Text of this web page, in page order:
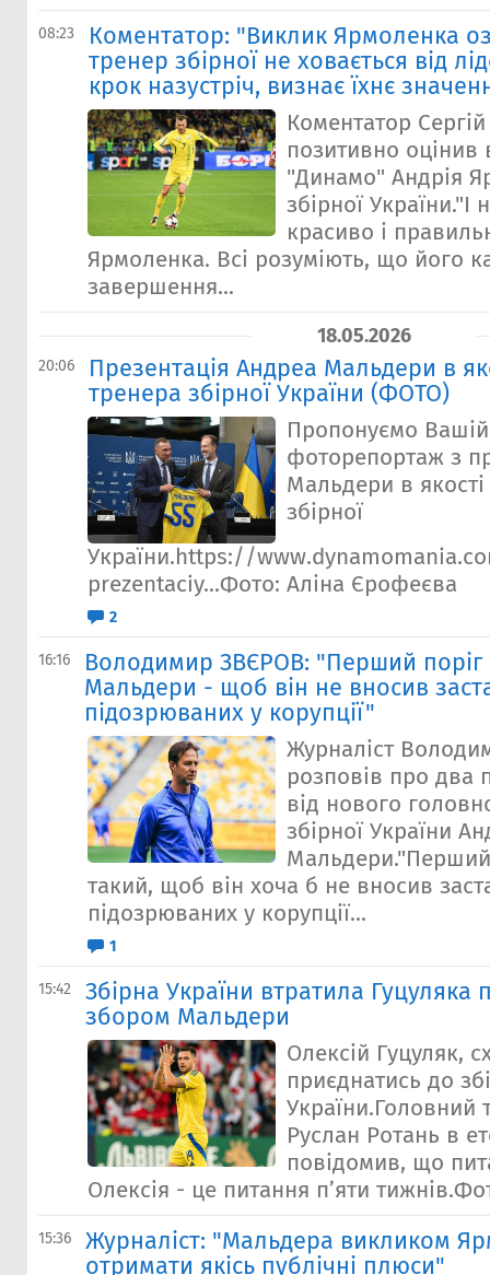
08:23
Коментатор: "Виклик Ярмоленка
тренер збірної не ховається від
крок назустріч, визнає їхнє
Коментатор
позитивно оцінив
"Динамо" Андрія
збірної України."І
красиво і
Ярмоленка. Всі розуміють, що його
завершення...
18.05.2026
20:06
Презентація Андреа Мальдери в
тренера збірної України (ФОТО)
Пропонуємо Вашій
фоторепортаж з
Мальдери в
збірної
України.https://
prezentaciy...Фото: Аліна Єрофеєва
2
16:16
Володимир ЗВЄРОВ: "Перший поріг
Мальдери - щоб він не вносив
підозрюваних у корупції"
Журналіст
розповів про два
від нового
збірної України
Мальдери."Перший
такий, щоб він хоча б не вносив
підозрюваних у корупції...
1
15:42
Збірна України втратила
збором Мальдери
Олексій Гуцуляк,
приєднатись до
України.Головний
Руслан Ротань в
повідомив, що
Олексія - це питання пʼяти
15:36
Журналіст: "Мальдера викликом
отримати якісь публічні плюси"